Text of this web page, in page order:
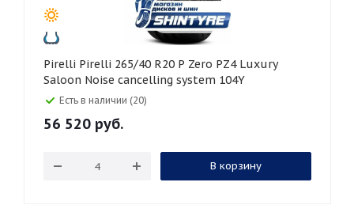
Pirelli Pirelli 265/40 R20 P Zero PZ4 Luxury
Saloon Noise cancelling system 104Y
Есть в наличии (20)
56 520 руб.
В корзину